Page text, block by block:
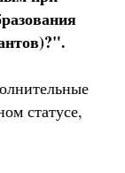
статусе,